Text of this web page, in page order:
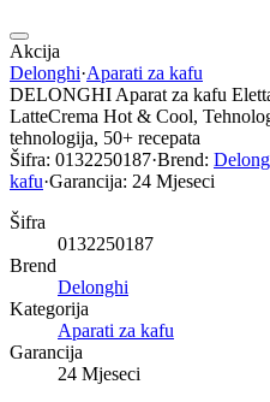
Akcija
Delonghi·Aparati za kafu
DELONGHI Aparat za kafu
LatteCrema Hot & Cool,
tehnologija, 50+ recepata
Šifra: 0132250187·Brend:
kafu·Garancija: 24 Mjeseci
Šifra
0132250187
Brend
Delonghi
Kategorija
Aparati za kafu
Garancija
24 Mjeseci